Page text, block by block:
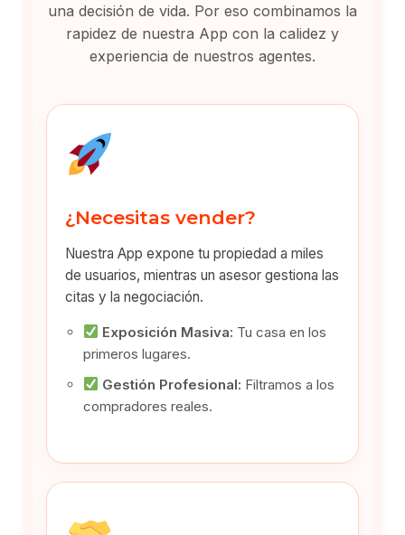
una decisión de vida. Por eso combinamos la
rapidez de nuestra App con la calidez y
experiencia de nuestros agentes.
¿Necesitas vender?
Nuestra App expone tu propiedad a miles
de usuarios, mientras un asesor gestiona las
citas y la negociación.
Exposición Masiva: Tu casa en los
primeros lugares.
Gestión Profesional: Filtramos a los
compradores reales.